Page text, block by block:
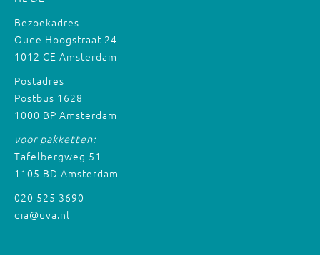
Bezoekadres
Oude Hoogstraat 24
1012 CE Amsterdam
Postadres
Postbus 1628
1000 BP Amsterdam
voor pakketten:
Tafelbergweg 51
1105 BD Amsterdam
020 525 3690
dia@uva.nl